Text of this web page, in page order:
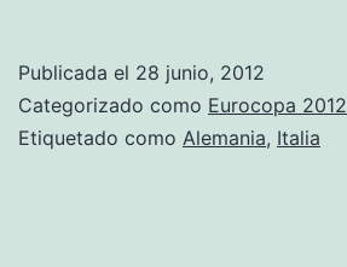
Publicada el 28 junio, 2012
Categorizado como Eurocopa 2012
Etiquetado como Alemania, Italia